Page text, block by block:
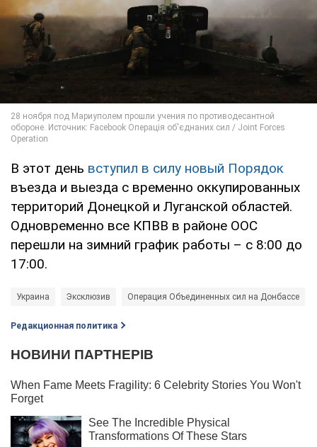
В этот день вступил в силу новый Порядок
въезда и выезда с временно оккупированных
территорий Донецкой и Луганской областей.
Одновременно все КПВВ в районе ООС
перешли на зимний график работы – с 8:00 до
17:00.
Украина Эксклюзив Операция Объединенных сил на Донбассе
Редакционная политика